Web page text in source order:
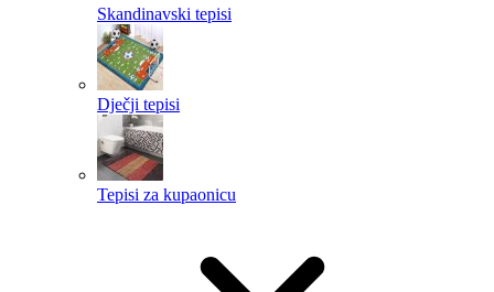
Skandinavski tepisi
Dječji tepisi
Tepisi za kupaonicu